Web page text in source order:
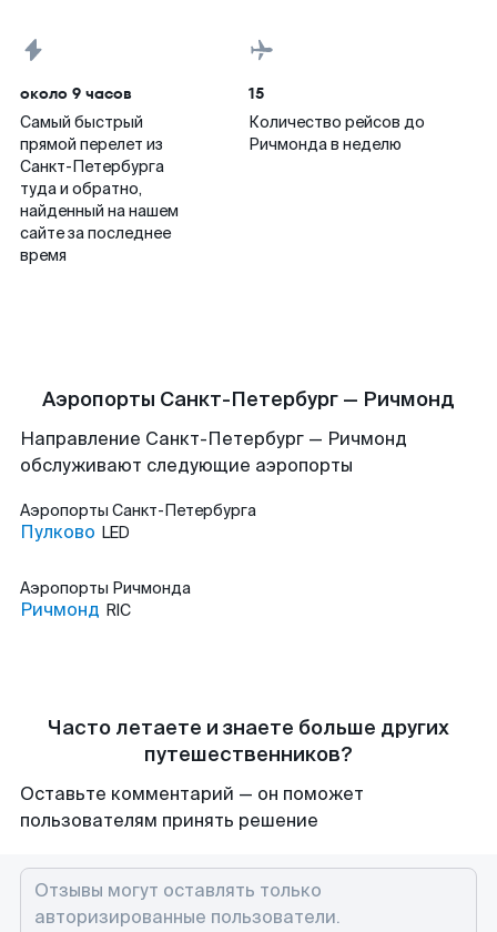
около 9 часов
Самый быстрый
прямой перелет из
Санкт-Петербурга
туда и обратно,
найденный на нашем
сайте за последнее
время
15
Количество рейсов до
Ричмонда в неделю
Аэропорты Санкт-Петербург — Ричмонд
Направление Санкт-Петербург — Ричмонд
обслуживают следующие аэропорты
Аэропорты Санкт-Петербурга
Пулково LED
Аэропорты Ричмонда
Ричмонд RIC
Часто летаете и знаете больше других
путешественников?
Оставьте комментарий — он поможет
пользователям принять решение